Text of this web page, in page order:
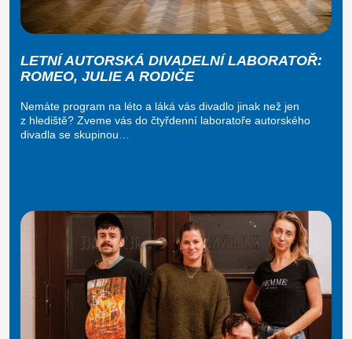
LETNÍ AUTORSKÁ DIVADELNÍ LABORATOŘ:
ROMEO, JULIE A RODIČE
Nemáte program na léto a láká vás divadlo jinak než jen
z hlediště? Zveme vás do čtyřdenní laboratoře autorského
divadla se skupinou…